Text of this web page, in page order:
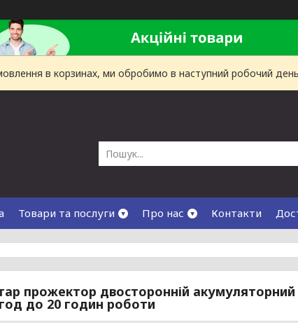
в корзинах, ми обробимо в наступний робочий
Товари та послуги Про нас Контакти
прожектор двосторонній
до 20 годин роботи